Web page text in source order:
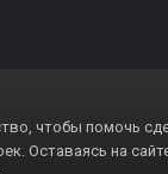
чтобы помочь
Оставаясь на